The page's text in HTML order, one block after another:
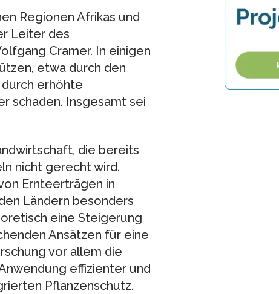
Regionen Afrikas und
Leiter des
Cramer. In einigen
etwa durch den
erhöhte
schaden. Insgesamt sei
die bereits
nicht gerecht wird.
Ernteerträgen in
Ländern besonders
eine Steigerung
Ansätzen für eine
vor allem die
effizienter und
Pflanzenschutz.